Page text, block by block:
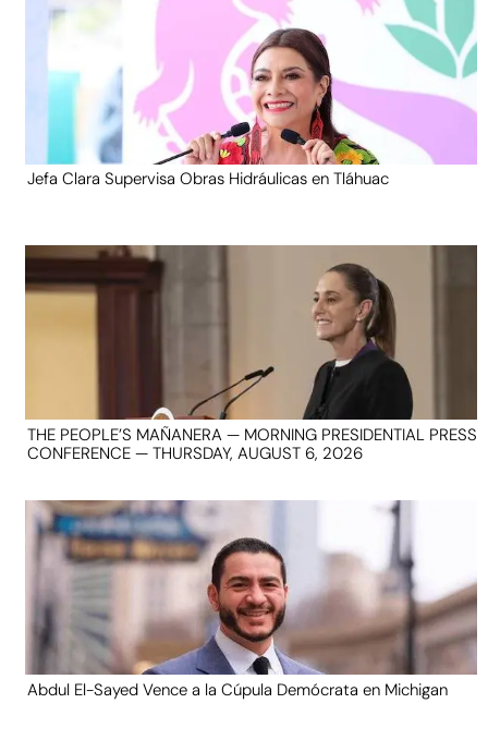
Jefa Clara Supervisa Obras Hidráulicas en Tláhuac
THE PEOPLE’S MAÑANERA — MORNING PRESIDENTIAL PRESS
CONFERENCE — THURSDAY, AUGUST 6, 2026
Abdul El-Sayed Vence a la Cúpula Demócrata en Michigan